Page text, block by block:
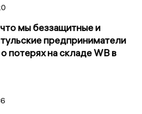
мы беззащитные и
предприниматели
потерях на складе WB в